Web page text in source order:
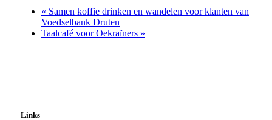
« Samen koffie drinken en wandelen voor klanten van
Voedselbank Druten
Taalcafé voor Oekraïners »
Links